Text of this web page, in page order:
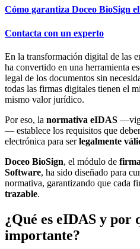
Cómo garantiza Doceo BioSign
Contacta con un experto
En la transformación digital de las
ha convertido en una herramienta
legal de los documentos sin
todas las firmas digitales tienen el
mismo valor jurídico.
Por eso, la normativa eIDAS
— establece los requisitos que
electrónica para serlegalmente
Doceo BioSign, el módulo de
Software, ha sido diseñado para
normativa, garantizando que cada
trazable.
¿Qué es eIDAS y por
importante?